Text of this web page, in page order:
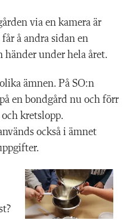
via en kamera är
å andra sidan en
under hela året.
ämnen. På SO:n
en bondgård nu och förr
kretslopp.
också i ämnet